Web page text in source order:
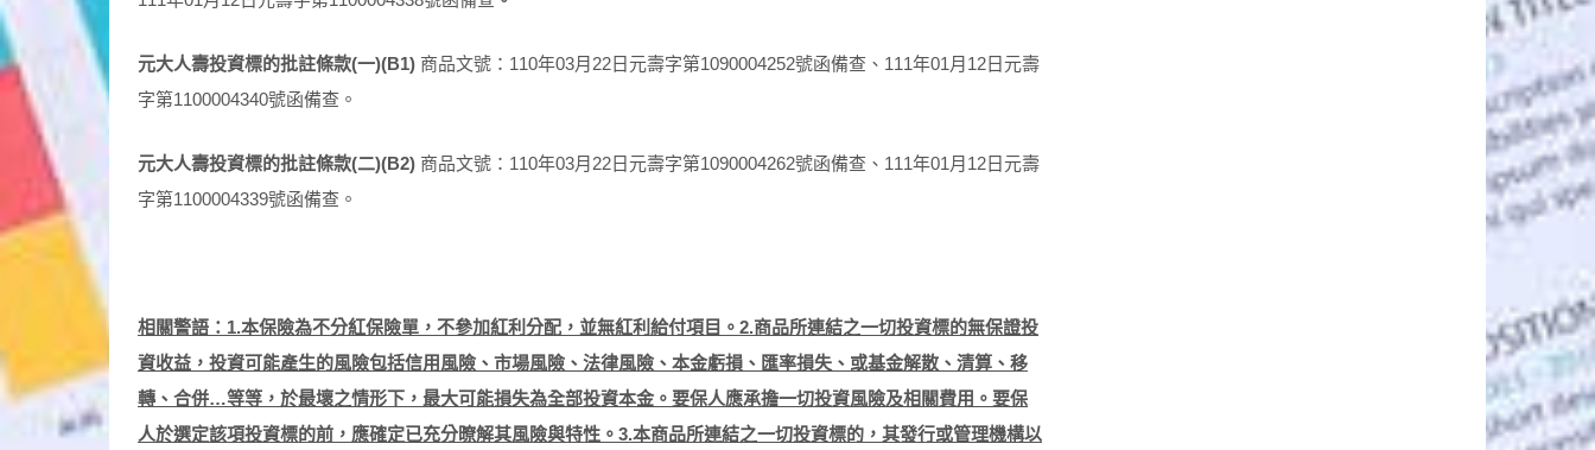
元大人壽投資標的批註條款(一)(B1) 商品文號：110年03月22日元壽字第1090004252號函備查、111年01月12日元壽
字第1100004340號函備查。
元大人壽投資標的批註條款(二)(B2) 商品文號：110年03月22日元壽字第1090004262號函備查、111年01月12日元壽
字第1100004339號函備查。
相關警語：1.本保險為不分紅保險單，不參加紅利分配，並無紅利給付項目。2.商品所連結之一切投資標的無保證投
資收益，投資可能產生的風險包括信用風險、市場風險、法律風險、本金虧損、匯率損失、或基金解散、清算、移
轉、合併…等等，於最壞之情形下，最大可能損失為全部投資本金。要保人應承擔一切投資風險及相關費用。要保
人於選定該項投資標的前，應確定已充分暸解其風險與特性。3.本商品所連結之一切投資標的，其發行或管理機構以